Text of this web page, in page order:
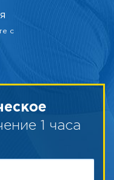
с
1 часа